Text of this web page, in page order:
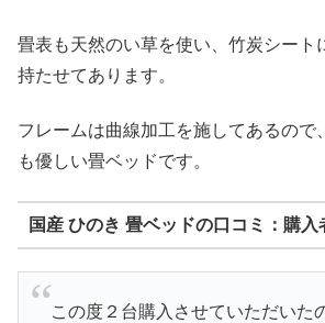
畳表も天然のい草を使い、竹炭シート
持たせてあります。
フレームは曲線加工を施してあるので
も優しい畳ベッドです。
国産 ひのき 畳ベッドの口コミ：購入
この度２台購入させていただいた